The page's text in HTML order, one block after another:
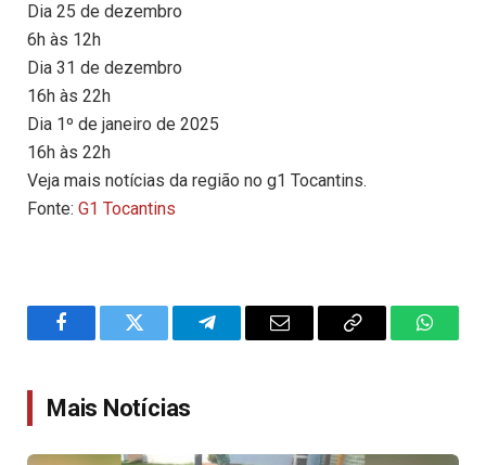
Dia 25 de dezembro
6h às 12h
Dia 31 de dezembro
16h às 22h
Dia 1º de janeiro de 2025
16h às 22h
Veja mais notícias da região no g1 Tocantins.
Fonte: G1 Tocantins
FacebookTwitter TelegramEmail
Copy
Mais Notícias